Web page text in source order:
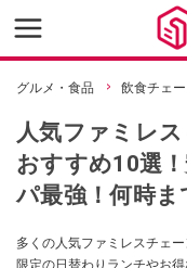
グルメ・食品 飲食チェ
人気ファミレ
おすすめ10選
パ最強！何時ま
多くの人気ファミレスチェ
限定の日替わりランチやお